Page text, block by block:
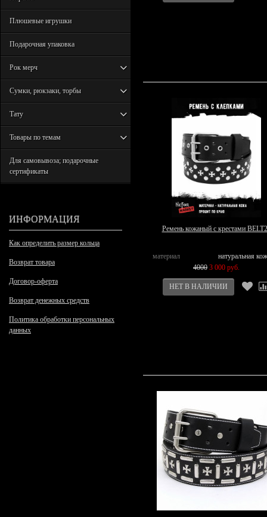
Плюшевые игрушки
Подарочная упаковка
Рок мерч
Сумки, рюкзаки, торбы
Тату
Товары по темам
Для самовывоза; подарочные
сертификаты
ИНФОРМАЦИЯ
Как определить размер кольца
Возврат товара
Договор-оферта
Возврат денежных средств
Политика обработки персональных
данных
Ремень кожаный с крестами
материал
натуральная
4000 3 000 руб.